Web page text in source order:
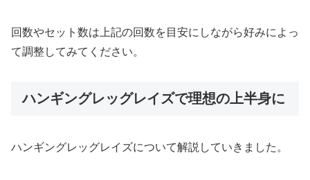
回数やセット数は上記の回数を目安にしながら好みによっ
て調整してみてください。
ハンギングレッグレイズで理想の上半身に
ハンギングレッグレイズについて解説していきました。